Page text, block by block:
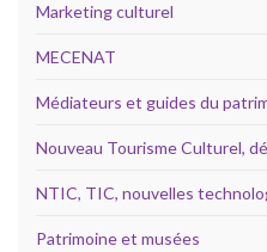
Marketing culturel
MECENAT
Médiateurs et guides du
Nouveau Tourisme Culturel,
NTIC, TIC, nouvelles
Patrimoine et musées